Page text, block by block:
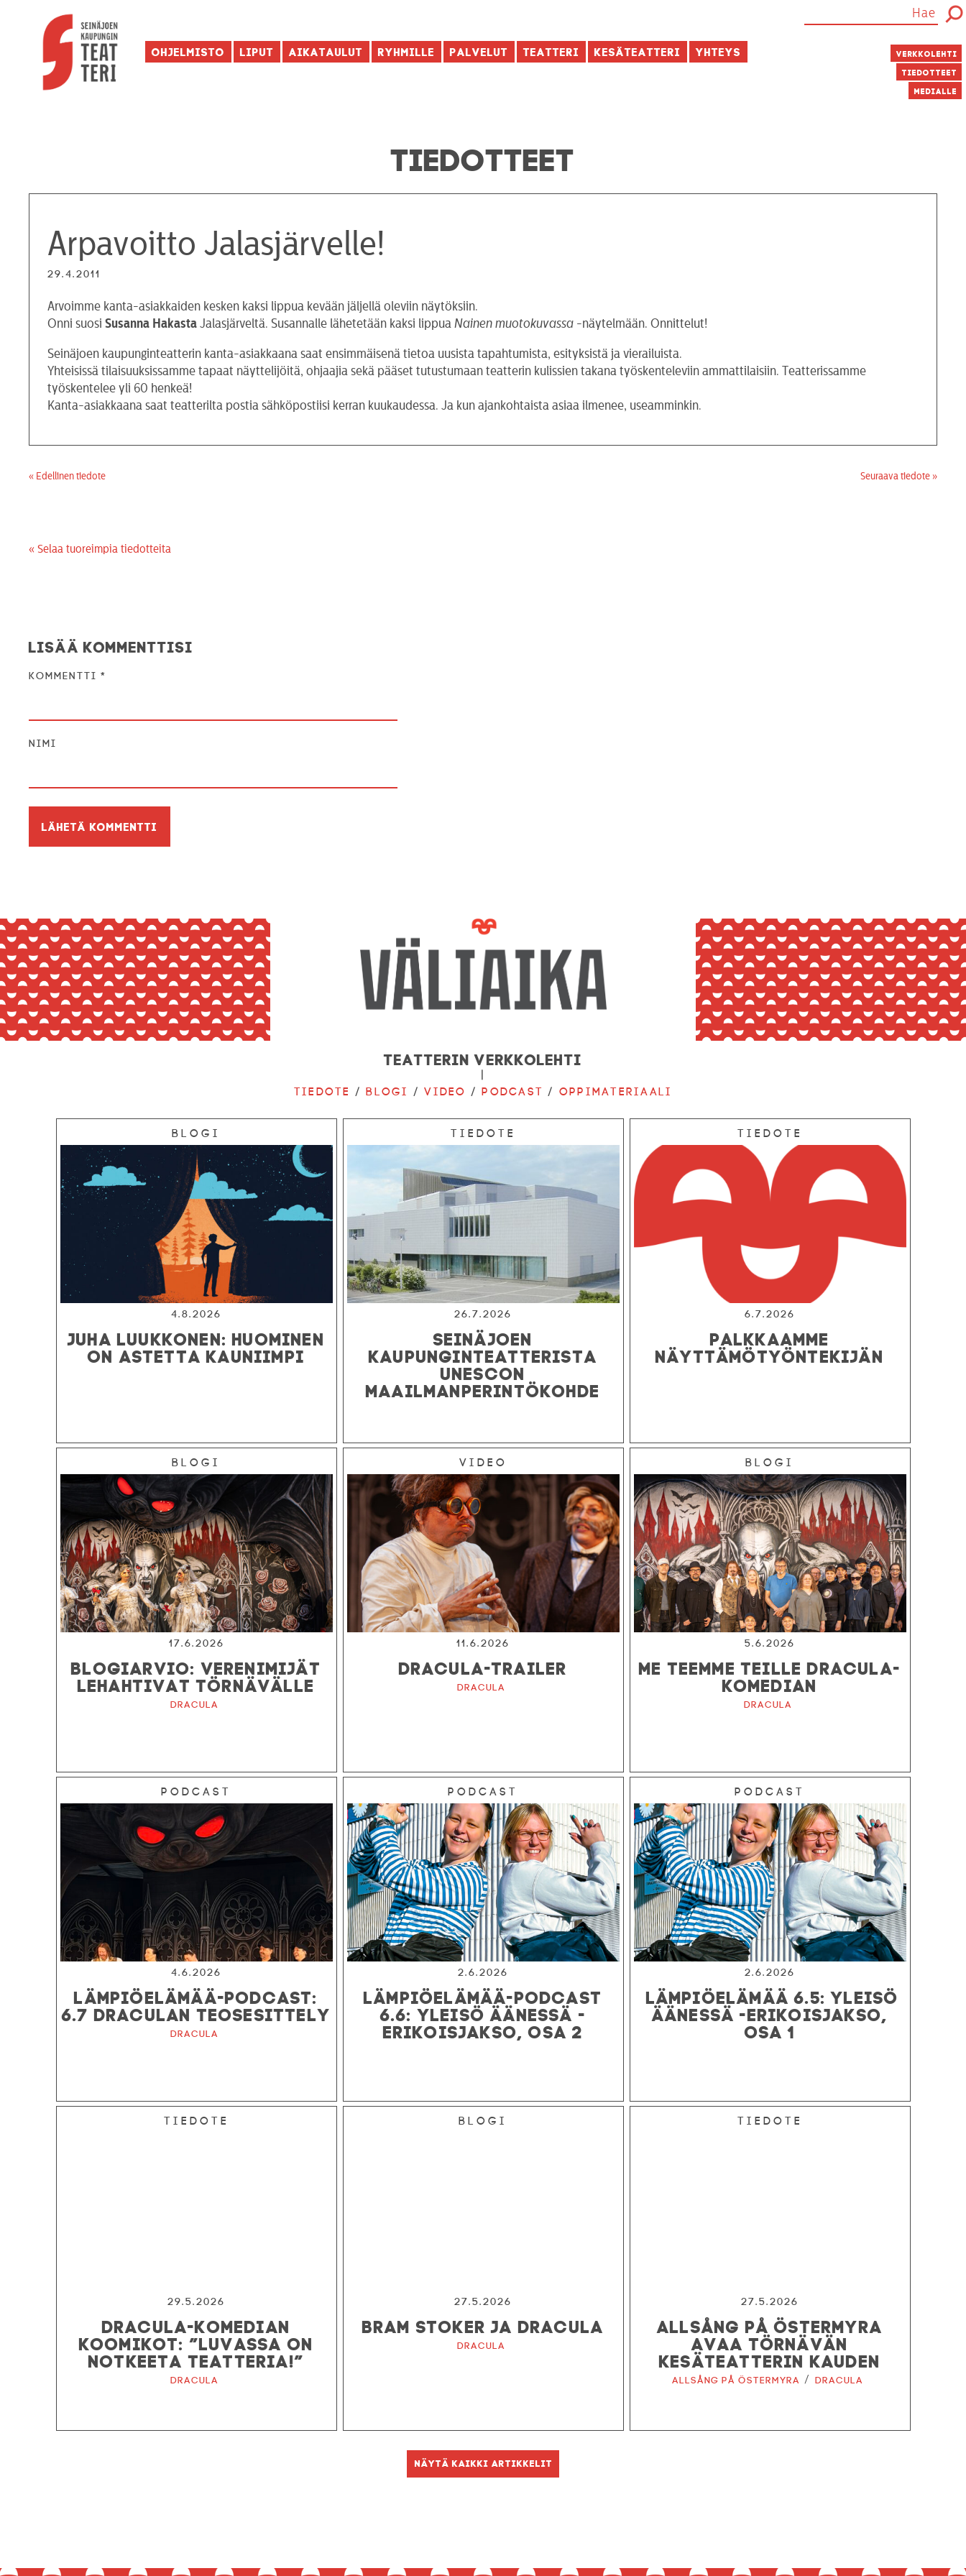
Ohjelmisto Liput Aikataulut Ryhmille Palvelut Teatteri Kesäteatteri Yhteys Verkkolehti
Tiedotteet
Medialle
TIEDOTTEET
Arpavoitto Jalasjärvelle!
29.4.2011
Arvoimme kanta-asiakkaiden kesken kaksi lippua kevään jäljellä oleviin näytöksiin.
Onni suosiSusanna Hakasta Jalasjärveltä. Susannalle lähetetään kaksi lippuaNainen muotokuvassa -näytelmään. Onnittelut!
Seinäjoen kaupunginteatterin kanta-asiakkaana saat ensimmäisenä tietoa uusista tapahtumista, esityksistä ja vierailuista.
Yhteisissä tilaisuuksissamme tapaat näyttelijöitä, ohjaajia sekä pääset tutustumaan teatterin kulissien takana työskenteleviin ammattilaisiin. Teatterissamme
työskentelee yli 60 henkeä!
Kanta-asiakkaana saat teatterilta postia sähköpostiisi kerran kuukaudessa. Ja kun ajankohtaista asiaa ilmenee, useamminkin.
« Edellinen tiedote Seuraava tiedote »
« Selaa tuoreimpia tiedotteita
Lisää kommenttisi
Kommentti*
Nimi
Teatterin verkkolehti
|
Tiedote /Blogi /Video /Podcast / Oppimateriaali
Blogi
4.8.2026
JUHA LUUKKONEN: HUOMINEN
ON ASTETTA KAUNIIMPI
Tiedote
26.7.2026
SEINÄJOEN
KAUPUNGINTEATTERISTA
UNESCON
MAAILMANPERINTÖKOHDE
Tiedote
6.7.2026
PALKKAAMME
NÄYTTÄMÖTYÖNTEKIJÄN
Blogi
17.6.2026
BLOGIARVIO: VERENIMIJÄT
LEHAHTIVAT TÖRNÄVÄLLE
Dracula
Video
11.6.2026
DRACULA-TRAILER
Dracula
Blogi
5.6.2026
ME TEEMME TEILLE DRACULA-
KOMEDIAN
Dracula
Podcast
4.6.2026
LÄMPIÖELÄMÄÄ-PODCAST:
6.7 DRACULAN TEOSESITTELY
Dracula
Podcast
2.6.2026
LÄMPIÖELÄMÄÄ-PODCAST
6.6: YLEISÖ ÄÄNESSÄ -
ERIKOISJAKSO, OSA 2
Podcast
2.6.2026
LÄMPIÖELÄMÄÄ 6.5: YLEISÖ
ÄÄNESSÄ -ERIKOISJAKSO,
OSA 1
Tiedote
29.5.2026
DRACULA-KOMEDIAN
KOOMIKOT: ”LUVASSA ON
NOTKEETA TEATTERIA!”
Dracula
Blogi
27.5.2026
BRAM STOKER JA DRACULA
Dracula
Tiedote
27.5.2026
ALLSÅNG PÅ ÖSTERMYRA
AVAA TÖRNÄVÄN
KESÄTEATTERIN KAUDEN
Allsång på Östermyra / Dracula
Näytä kaikki artikkelit